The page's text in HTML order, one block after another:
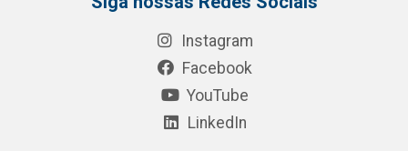
Instagram
Facebook
YouTube
LinkedIn